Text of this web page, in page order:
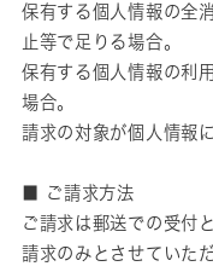
保有する個人情報の全
止等で足りる場合。
保有する個人情報の利
場合。
請求の対象が個人情報
■ ご請求方法
ご請求は郵送での受付
請求のみとさせていた